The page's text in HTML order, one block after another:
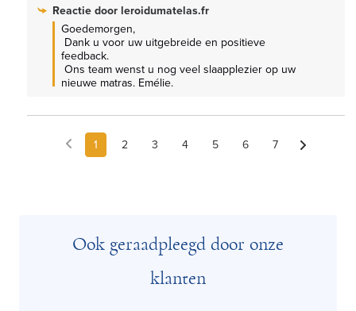
Reactie door leroidumatelas.fr
Goedemorgen,
feedback.
nieuwe matras. Emélie.
1 2 3 4 5 6 7
Ook geraadpleegd door onze
klanten